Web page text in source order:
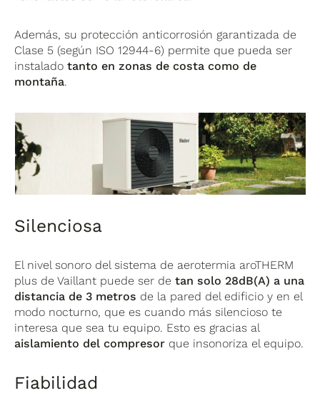
Además, su protección anticorrosión garantizada de
Clase 5 (según ISO 12944-6) permite que pueda ser
instaladotanto en zonas de costa como de
montaña.
Silenciosa
El nivel sonoro del sistema de aerotermia aroTHERM
plus de Vaillant puede ser detan solo 28dB(A) a una
distancia de 3 metros de la pared del edificio y en el
modo nocturno, que es cuando más silencioso te
interesa que sea tu equipo. Esto es gracias al
aislamiento del compresor que insonoriza el equipo.
Fiabilidad